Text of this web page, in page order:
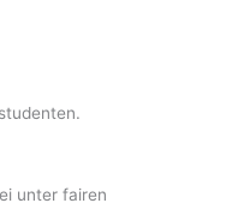
unter fairen